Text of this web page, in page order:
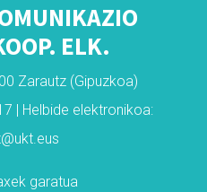
ELK.
Zarautz (Gipuzkoa)
| Helbide elektronikoa:
garatua